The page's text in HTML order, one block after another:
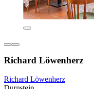
Richard Löwenherz
Richard Löwenherz